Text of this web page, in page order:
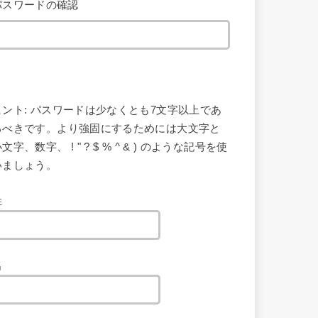
スワードの確認
ント: パスワードは少なくとも7文字以上であ
べきです。より強固にするためには大文字と
文字、数字、 ! " ? $ % ^ & ) のような記号を使
しょう。